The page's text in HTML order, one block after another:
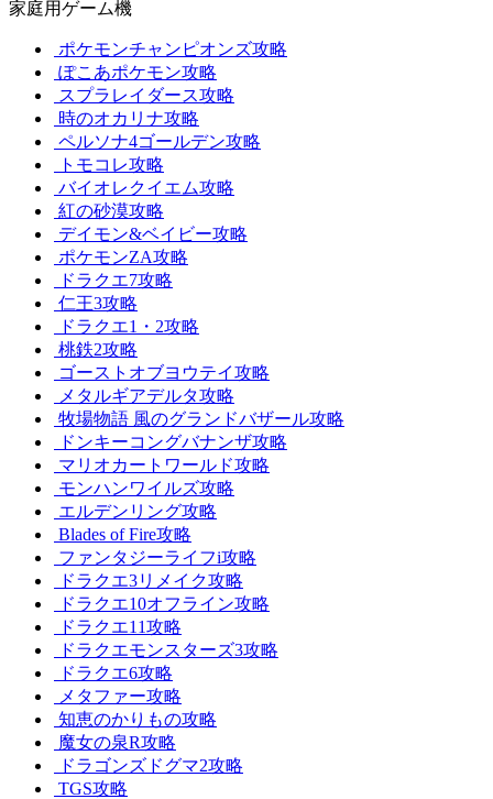
家庭用ゲーム機
ポケモンチャンピオンズ攻略
ぽこあポケモン攻略
スプラレイダース攻略
時のオカリナ攻略
ペルソナ4ゴールデン攻略
トモコレ攻略
バイオレクイエム攻略
紅の砂漠攻略
デイモン&ベイビー攻略
ポケモンZA攻略
ドラクエ7攻略
仁王3攻略
ドラクエ1・2攻略
桃鉄2攻略
ゴーストオブヨウテイ攻略
メタルギアデルタ攻略
牧場物語 風のグランドバザール攻略
ドンキーコングバナンザ攻略
マリオカートワールド攻略
モンハンワイルズ攻略
エルデンリング攻略
Blades of Fire攻略
ファンタジーライフi攻略
ドラクエ3リメイク攻略
ドラクエ10オフライン攻略
ドラクエ11攻略
ドラクエモンスターズ3攻略
ドラクエ6攻略
メタファー攻略
知恵のかりもの攻略
魔女の泉R攻略
ドラゴンズドグマ2攻略
TGS攻略